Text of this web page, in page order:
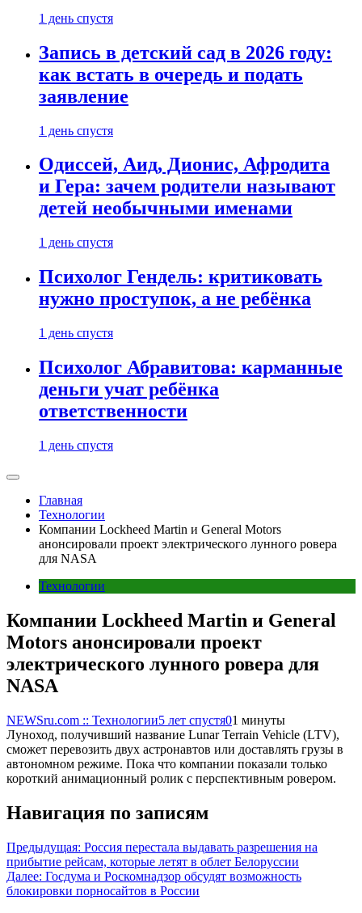
1 день спустя
Запись в детский сад в 2026 году:
как встать в очередь и подать
заявление
1 день спустя
Одиссей, Аид, Дионис, Афродита
и Гера: зачем родители называют
детей необычными именами
1 день спустя
Психолог Гендель: критиковать
нужно проступок, а не ребёнка
1 день спустя
Психолог Абравитова: карманные
деньги учат ребёнка
ответственности
1 день спустя
Главная
Технологии
Компании Lockheed Martin и General Motors
анонсировали проект электрического лунного ровера
для NASA
Технологии
Компании Lockheed Martin и General
Motors анонсировали проект
электрического лунного ровера для
NASA
NEWSru.com :: Технологии5 лет спустя01 минуты
Луноход, получивший название Lunar Terrain Vehicle (LTV),
сможет перевозить двух астронавтов или доставлять грузы в
автономном режиме. Пока что компании показали только
короткий анимационный ролик с перспективным ровером.
Навигация по записям
Предыдущая: Россия перестала выдавать разрешения на
прибытие рейсам, которые летят в облет Белоруссии
Далее: Госдума и Роскомнадзор обсудят возможность
блокировки порносайтов в России